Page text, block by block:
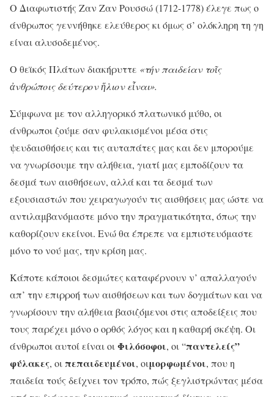
Ο Διαφωτιστής Ζαν Ζαν Ρουσσώ (1712-1778) έλεγε πως ο
άνθρωπος γεννήθηκε ελεύθερος κι όμως σ’ ολόκληρη τη γη
είναι αλυσοδεμένος.
Ο θεϊκός Πλάτων διακήρυττε «τήν παιδείαν τοῖς
ἀνθρώποις δεύτερονἥλιον εἶναι».
Σύμφωνα με τον αλληγορικό πλατωνικό μύθο, οι
άνθρωποι ζούμε σαν φυλακισμένοι μέσα στις
ψευδαισθήσεις και τις αυταπάτες μας και δεν μπορούμε
να γνωρίσουμε την αλήθεια, γιατί μας εμποδίζουν τα
δεσμά των αισθήσεων, αλλά και τα δεσμά των
εξουσιαστών που χειραγωγούν τις αισθήσεις μας ώστε να
αντιλαμβανόμαστε μόνο την πραγματικότητα, όπως την
καθορίζουν εκείνοι. Ενώ θα έπρεπε να εμπιστευόμαστε
μόνο το νού μας, την κρίση μας.
Κάποτε κάποιοι δεσμώτες καταφέρνουν ν’ απαλλαγούν
απ’ την επιρροή των αισθήσεων και των δογμάτων και να
γνωρίσουν την αλήθεια βασιζόμενοι στις αποδείξεις που
τους παρέχει μόνο ο ορθός λόγος και η καθαρή σκέψη. Οι
άνθρωποι αυτοί είναι οιΦιλόσοφοι, οι “παντελείς”
φύλακες, οι πεπαιδευμένοι, οιμορφωμένοι, που η
παιδεία τούς δείχνει τον τρόπο, πώς ξεγλιστρώντας μέσα